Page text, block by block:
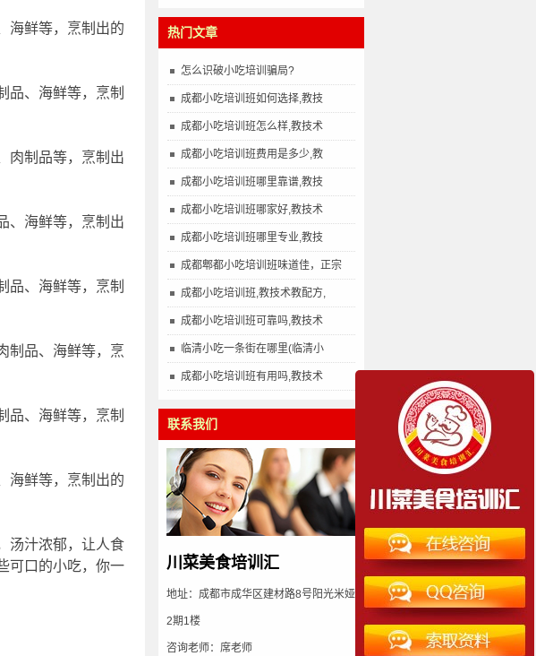
热门文章
怎么识破小吃培训骗局?
成都小吃培训班如何选择,教技
成都小吃培训班怎么样,教技术
成都小吃培训班费用是多少,教
成都小吃培训班哪里靠谱,教技
成都小吃培训班哪家好,教技术
成都小吃培训班哪里专业,教技
成都郫都小吃培训班味道佳，正宗
成都小吃培训班,教技术教配方,
成都小吃培训班可靠吗,教技术
临清小吃一条街在哪里(临清小
成都小吃培训班有用吗,教技术
联系我们
川菜美食培训汇
地址：成都市成华区建材路8号阳光米娅
2期1楼
咨询老师：席老师
海鲜等，烹制出的
品、海鲜等，烹制
肉制品等，烹制出
、海鲜等，烹制出
品、海鲜等，烹制
制品、海鲜等，烹
品、海鲜等，烹制
海鲜等，烹制出的
汤汁浓郁，让人食
可口的小吃，你一